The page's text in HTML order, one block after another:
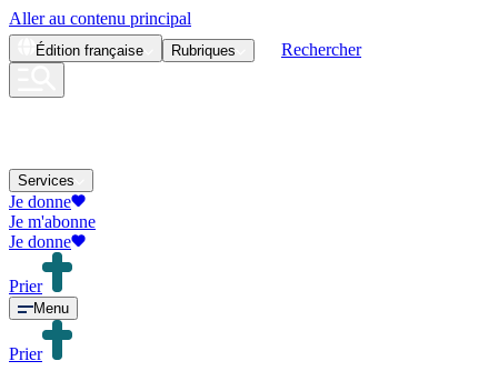
Aller au contenu principal
Édition française Rubriques Rechercher
Services
Je donne
Je m'abonne
Je donne
Prier
Menu
Prier